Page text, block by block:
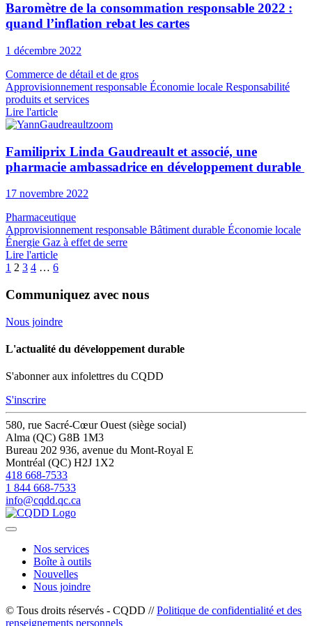
Baromètre de la consommation responsable 2022 :
quand l’inflation rebat les cartes
1 décembre 2022
Commerce de détail et de gros
Approvisionnement responsable Économie locale Responsabilité
produits et services
Lire l'article
Familiprix Linda Gaudreault et associé, une
pharmacie ambassadrice en développement durable
17 novembre 2022
Pharmaceutique
Approvisionnement responsable Bâtiment durable Économie locale
Énergie Gaz à effet de serre
Lire l'article
1 2 3 4 … 6
Communiquez avec nous
Nous joindre
L'actualité du développement durable
S'abonner aux infolettres du CQDD
S'inscrire
580, rue Sacré-Cœur Ouest (siège social)
Alma (QC) G8B 1M3
Bureau 202 936, avenue du Mont-Royal E
Montréal (QC) H2J 1X2
418 668-7533
1 844 668-7533
info@cqdd.qc.ca
Nos services
Boîte à outils
Nouvelles
Nous joindre
© Tous droits réservés - CQDD //Politique de confidentialité et des
renseignements personnels